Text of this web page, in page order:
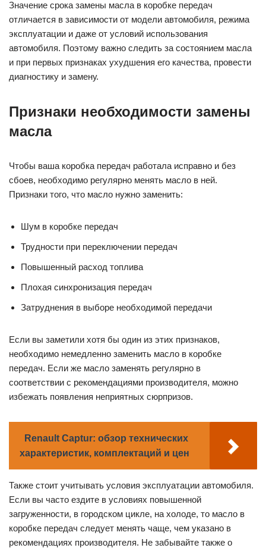
Значение срока замены масла в коробке передач
отличается в зависимости от модели автомобиля, режима
эксплуатации и даже от условий использования
автомобиля. Поэтому важно следить за состоянием масла
и при первых признаках ухудшения его качества, провести
диагностику и замену.
Признаки необходимости замены
масла
Чтобы ваша коробка передач работала исправно и без
сбоев, необходимо регулярно менять масло в ней.
Признаки того, что масло нужно заменить:
Шум в коробке передач
Трудности при переключении передач
Повышенный расход топлива
Плохая синхронизация передач
Затруднения в выборе необходимой передачи
Если вы заметили хотя бы один из этих признаков,
необходимо немедленно заменить масло в коробке
передач. Если же масло заменять регулярно в
соответствии с рекомендациями производителя, можно
избежать появления неприятных сюрпризов.
Renault Captur: обзор технических
характеристик, комплектаций и цен
Также стоит учитывать условия эксплуатации автомобиля.
Если вы часто ездите в условиях повышенной
загруженности, в городском цикле, на холоде, то масло в
коробке передач следует менять чаще, чем указано в
рекомендациях производителя. Не забывайте также о